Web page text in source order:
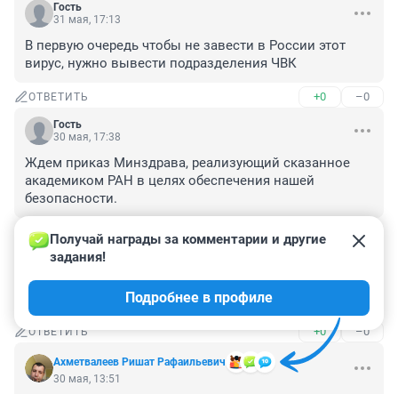
Гость
31 мая, 17:13
В первую очередь чтобы не завести в России этот
вирус, нужно вывести подразделения ЧВК
ОТВЕТИТЬ +0 –0
Гость
30 мая, 17:38
Ждем приказ Минздрава, реализующий сказанное
академиком РАН в целях обеспечения нашей
безопасности.
ОТВЕТИТЬ –0
Гость
"Не ходите дети в Африку гулять! "
ОТВЕТИТЬ +0 –0
Ахметвалеев Ришат Рафаильевич
Получай награды за комментарии и другие
задания!
Подробнее в профиле
30 мая, 13:51